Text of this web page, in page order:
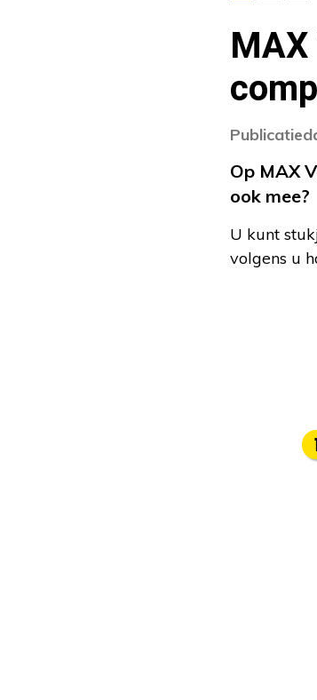
Op MAX
ook mee?
U kunt
volgens u